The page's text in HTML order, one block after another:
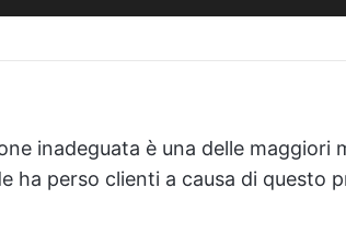
inadeguata è una delle maggiori
ha perso clienti a causa di questo